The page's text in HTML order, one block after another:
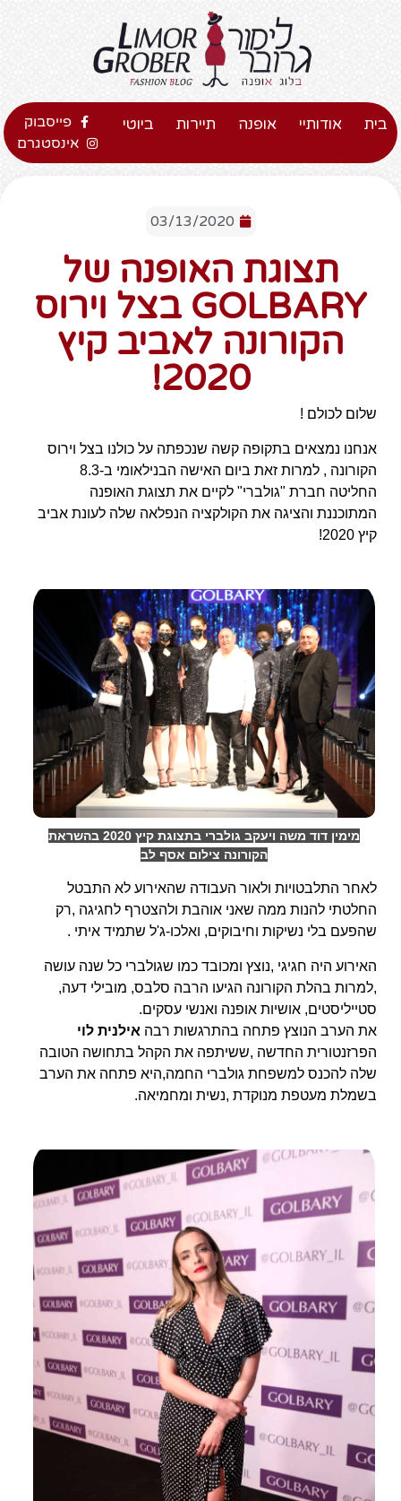
בית אודותיי אופנה תיירות ביוטי
פייסבוק
אינסטגרם
03/13/2020
תצוגת האופנה של
GOLBARY בצל וירוס
הקורונה לאביב קיץ
2020!
שלום לכולם !
אנחנו נמצאים בתקופה קשה שנכפתה על כולנו בצל וירוס
הקורונה , למרות זאת ביום האישה הבנילאומי ב-8.3
החליטה חברת "גולברי" לקיים את תצוגת האופנה
המתוכננת והציגה את הקולקציה הנפלאה שלה לעונת אביב
קיץ 2020!
מימין דוד משה ויעקב גולברי בתצוגת קיץ 2020 בהשראת
הקורונה צילום אסף לב
לאחר התלבטויות ולאור העבודה שהאירוע לא התבטל
החלטתי להנות ממה שאני אוהבת ולהצטרף לחגיגה ,רק
שהפעם בלי נשיקות וחיבוקים, ואלכו-ג'ל שתמיד איתי .
האירוע היה חגיגי ,נוצץ ומכובד כמו שגולברי כל שנה עושה
,למרות בהלת הקורונה הגיעו הרבה סלבס, מובילי דעה,
סטייליסטים, אושיות אופנה ואנשי עסקים.
את הערב הנוצץ פתחה בהתרגשות רבה אילנית לוי
הפרזנטורית החדשה ,ששיתפה את הקהל בתחושה הטובה
שלה להכנס למשפחת גולברי החמה,היא פתחה את הערב
בשמלת מעטפת מנוקדת ,נשית ומחמיאה.